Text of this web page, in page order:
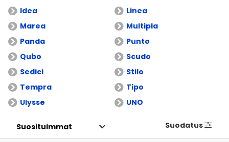
Idea
Linea
Marea
Multipla
Panda
Punto
Qubo
Scudo
Sedici
Stilo
Tempra
Tipo
Ulysse
UNO
Suodatus